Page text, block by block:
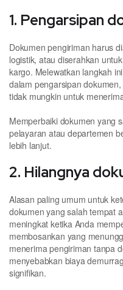
1. Pengarsipan
Dokumen pengiriman harus
logistik, atau diserahkan
kargo. Melewatkan langkah
dalam pengarsipan
tidak mungkin untuk
Memperbaiki dokumen yang
pelayaran atau departemen
lebih lanjut.
2. Hilangnya
Alasan paling umum untuk
dokumen yang salah tempat
meningkat ketika Anda
membosankan yang
menerima pengiriman tanpa
menyebabkan biaya
signifikan.